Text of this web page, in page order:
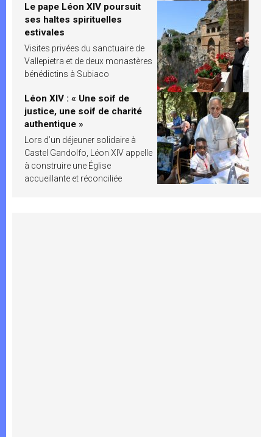
Le pape Léon XIV poursuit
ses haltes spirituelles
estivales
Visites privées du sanctuaire de
Vallepietra et de deux monastères
bénédictins à Subiaco
Léon XIV : « Une soif de
justice, une soif de charité
authentique »
Lors d’un déjeuner solidaire à
Castel Gandolfo, Léon XIV appelle
à construire une Église
accueillante et réconciliée